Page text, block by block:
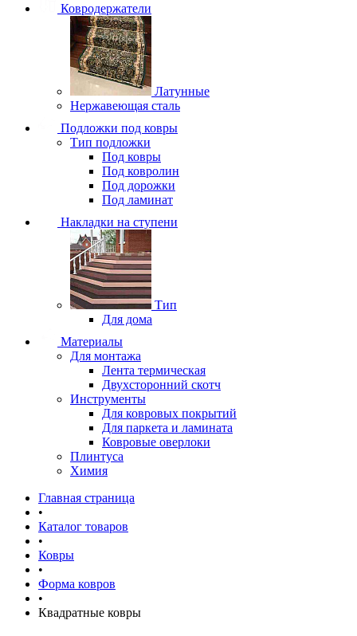
Ковродержатели
Латунные
Нержавеющая сталь
Подложки под ковры
Тип подложки
Под ковры
Под ковролин
Под дорожки
Под ламинат
Накладки на ступени
Тип
Для дома
Материалы
Для монтажа
Лента термическая
Двухсторонний скотч
Инструменты
Для ковровых покрытий
Для паркета и ламината
Ковровые оверлоки
Плинтуса
Химия
Главная страница
•
Каталог товаров
•
Ковры
•
Форма ковров
•
Квадратные ковры